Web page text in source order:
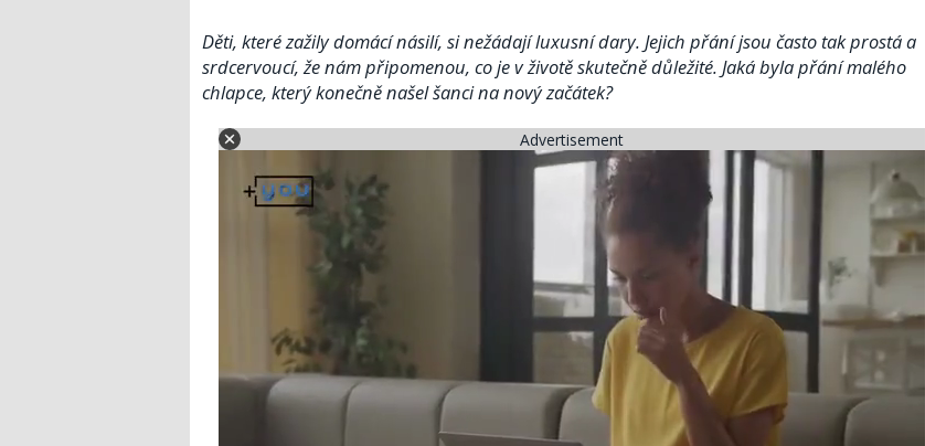
Děti, které zažily domácí násilí, si nežádají luxusní dary. Jejich přání jsou často tak prostá a
srdcervoucí, že nám připomenou, co je v životě skutečně důležité. Jaká byla přání malého
chlapce, který konečně našel šanci na nový začátek?
Advertisement